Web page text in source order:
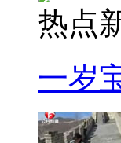
热点
一岁